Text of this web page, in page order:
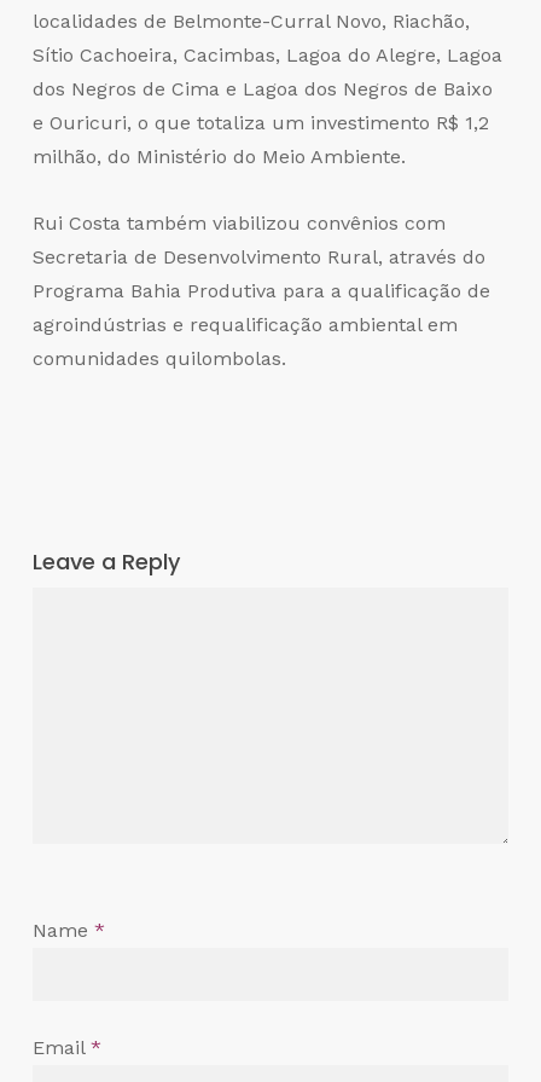
localidades de Belmonte-Curral Novo, Riachão,
Sítio Cachoeira, Cacimbas, Lagoa do Alegre, Lagoa
dos Negros de Cima e Lagoa dos Negros de Baixo
e Ouricuri, o que totaliza um investimento R$ 1,2
milhão, do Ministério do Meio Ambiente.
Rui Costa também viabilizou convênios com
Secretaria de Desenvolvimento Rural, através do
Programa Bahia Produtiva para a qualificação de
agroindústrias e requalificação ambiental em
comunidades quilombolas.
Leave a Reply
Name *
Email *